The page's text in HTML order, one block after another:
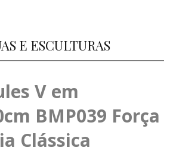
E ESCULTURAS
V em
BMP039 Força
Clássica